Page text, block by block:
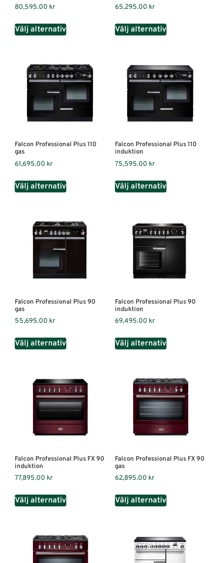
80,595.00 kr
Välj alternativ
65,295.00 kr
Välj alternativ
Falcon Professional Plus 110
gas
61,695.00 kr
Välj alternativ
Falcon Professional Plus 110
induktion
75,595.00 kr
Välj alternativ
Falcon Professional Plus 90
gas
55,695.00 kr
Välj alternativ
Falcon Professional Plus 90
induktion
69,495.00 kr
Välj alternativ
Falcon Professional Plus FX 90
induktion
77,895.00 kr
Välj alternativ
Falcon Professional Plus FX 90
gas
62,895.00 kr
Välj alternativ